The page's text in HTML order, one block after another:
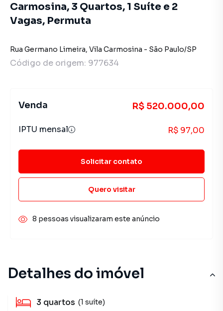
Detalhes do imóvel
3 quartos (1 suíte)
Carmosina, 3 Quartos, 1 Suíte e 2
Vagas, Permuta
Rua Germano Limeira, Vila Carmosina - São Paulo/SP
Código de origem: 977634
Venda R$ 520.000,00
IPTU mensal R$ 97,00
Solicitar contato
Quero visitar
8 pessoas visualizaram este anúncio